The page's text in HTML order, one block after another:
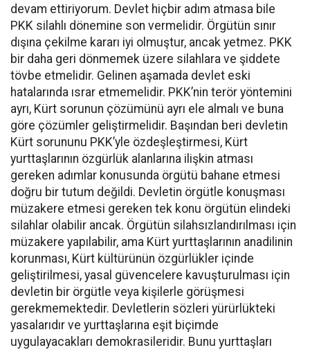
devam ettiriyorum. Devlet hiçbir adım atmasa bile
PKK silahlı dönemine son vermelidir. Örgütün sınır
dışına çekilme kararı iyi olmuştur, ancak yetmez. PKK
bir daha geri dönmemek üzere silahlara ve şiddete
tövbe etmelidir. Gelinen aşamada devlet eski
hatalarında ısrar etmemelidir. PKK’nin terör yöntemini
ayrı, Kürt sorunun çözümünü ayrı ele almalı ve buna
göre çözümler geliştirmelidir. Başından beri devletin
Kürt sorununu PKK’yle özdeşleştirmesi, Kürt
yurttaşlarının özgürlük alanlarına ilişkin atması
gereken adımlar konusunda örgütü bahane etmesi
doğru bir tutum değildi. Devletin örgütle konuşması
müzakere etmesi gereken tek konu örgütün elindeki
silahlar olabilir ancak. Örgütün silahsızlandırılması için
müzakere yapılabilir, ama Kürt yurttaşlarının anadilinin
korunması, Kürt kültürünün özgürlükler içinde
geliştirilmesi, yasal güvencelere kavuşturulması için
devletin bir örgütle veya kişilerle görüşmesi
gerekmemektedir. Devletlerin sözleri yürürlükteki
yasalarıdır ve yurttaşlarına eşit biçimde
uygulayacakları demokrasileridir. Bunu yurttaşları